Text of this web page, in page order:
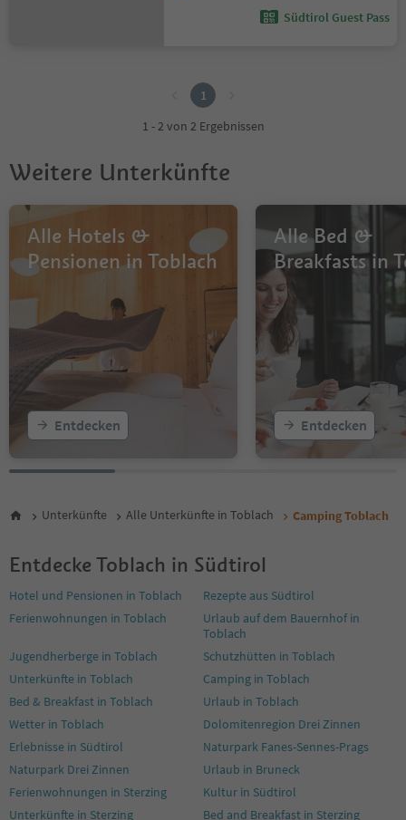
Südtirol Guest Pass
1
1 - 2 von 2 Ergebnissen
Weitere Unterkünfte
Alle Hotels &
Pensionen in Toblach
Entdecken
Alle Bed &
Breakfasts in
Entdecken
Unterkünfte Alle Unterkünfte in Toblach Camping Toblach
Entdecke Toblach in Südtirol
Hotel und Pensionen in Toblach
Rezepte aus Südtirol
Ferienwohnungen in Toblach
Urlaub auf dem Bauernhof in
Toblach
Jugendherberge in Toblach
Schutzhütten in Toblach
Unterkünfte in Toblach
Camping in Toblach
Bed & Breakfast in Toblach
Urlaub in Toblach
Wetter in Toblach
Dolomitenregion Drei Zinnen
Erlebnisse in Südtirol
Naturpark Fanes-Sennes-Prags
Naturpark Drei Zinnen
Urlaub in Bruneck
Ferienwohnungen in Sterzing
Kultur in Südtirol
Unterkünfte in Sterzing
Bed and Breakfast in Sterzing